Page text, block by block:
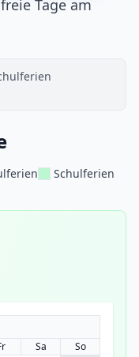
Tage am
Schulferien
Sa
So